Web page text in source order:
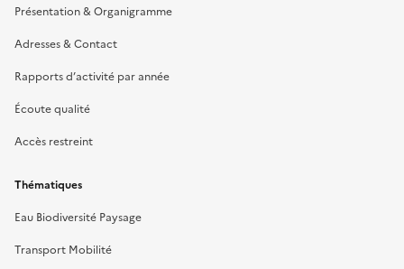
Présentation & Organigramme
Adresses & Contact
Rapports d’activité par année
Écoute qualité
Accès restreint
Thématiques
Eau Biodiversité Paysage
Transport Mobilité